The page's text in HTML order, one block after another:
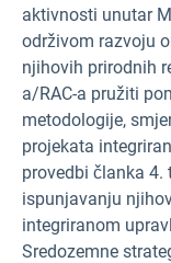
aktivnosti unutar
održivom razvoju
njihovih prirodnih
a/RAC-a pružiti
metodologije,
projekata
provedbi članka 4.
ispunjavanju
integriranom
Sredozemne